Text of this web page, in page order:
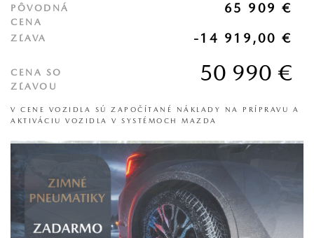
PÔVODNÁ
CENA
65 909 €
ZĽAVA -14 919,00 €
CENA SO
ZĽAVOU
50 990 €
V CENE VOZIDLA SÚ ZAPOČÍTANÉ NÁKLADY NA PRÍPRAVU A
AKTIVÁCIU VOZIDLA V SYSTÉMOCH MAZDA